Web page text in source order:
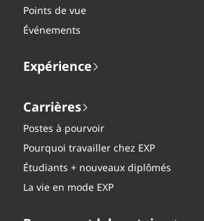
Points de vue
Événements
Expérience
Carrières
Postes à pourvoir
Pourquoi travailler chez EXP
Étudiants + nouveaux diplômés
La vie en mode EXP